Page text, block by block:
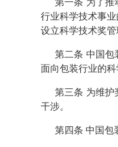
第一条 为了推
行业科学技术事
设立科学技术奖管
第二条 中国包
面向包装行业的科
第三条 为维护
干涉。
第四条 中国包